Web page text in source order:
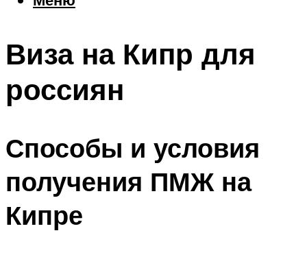
Шоппинг
Виза на Кипр для
россиян
Способы и условия
получения ПМЖ на
Кипре